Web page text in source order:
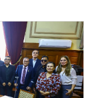
en el hemiciclo Raúl
Editorial del
el libro sobre
Augusto Salazar
Arpini. El evento será